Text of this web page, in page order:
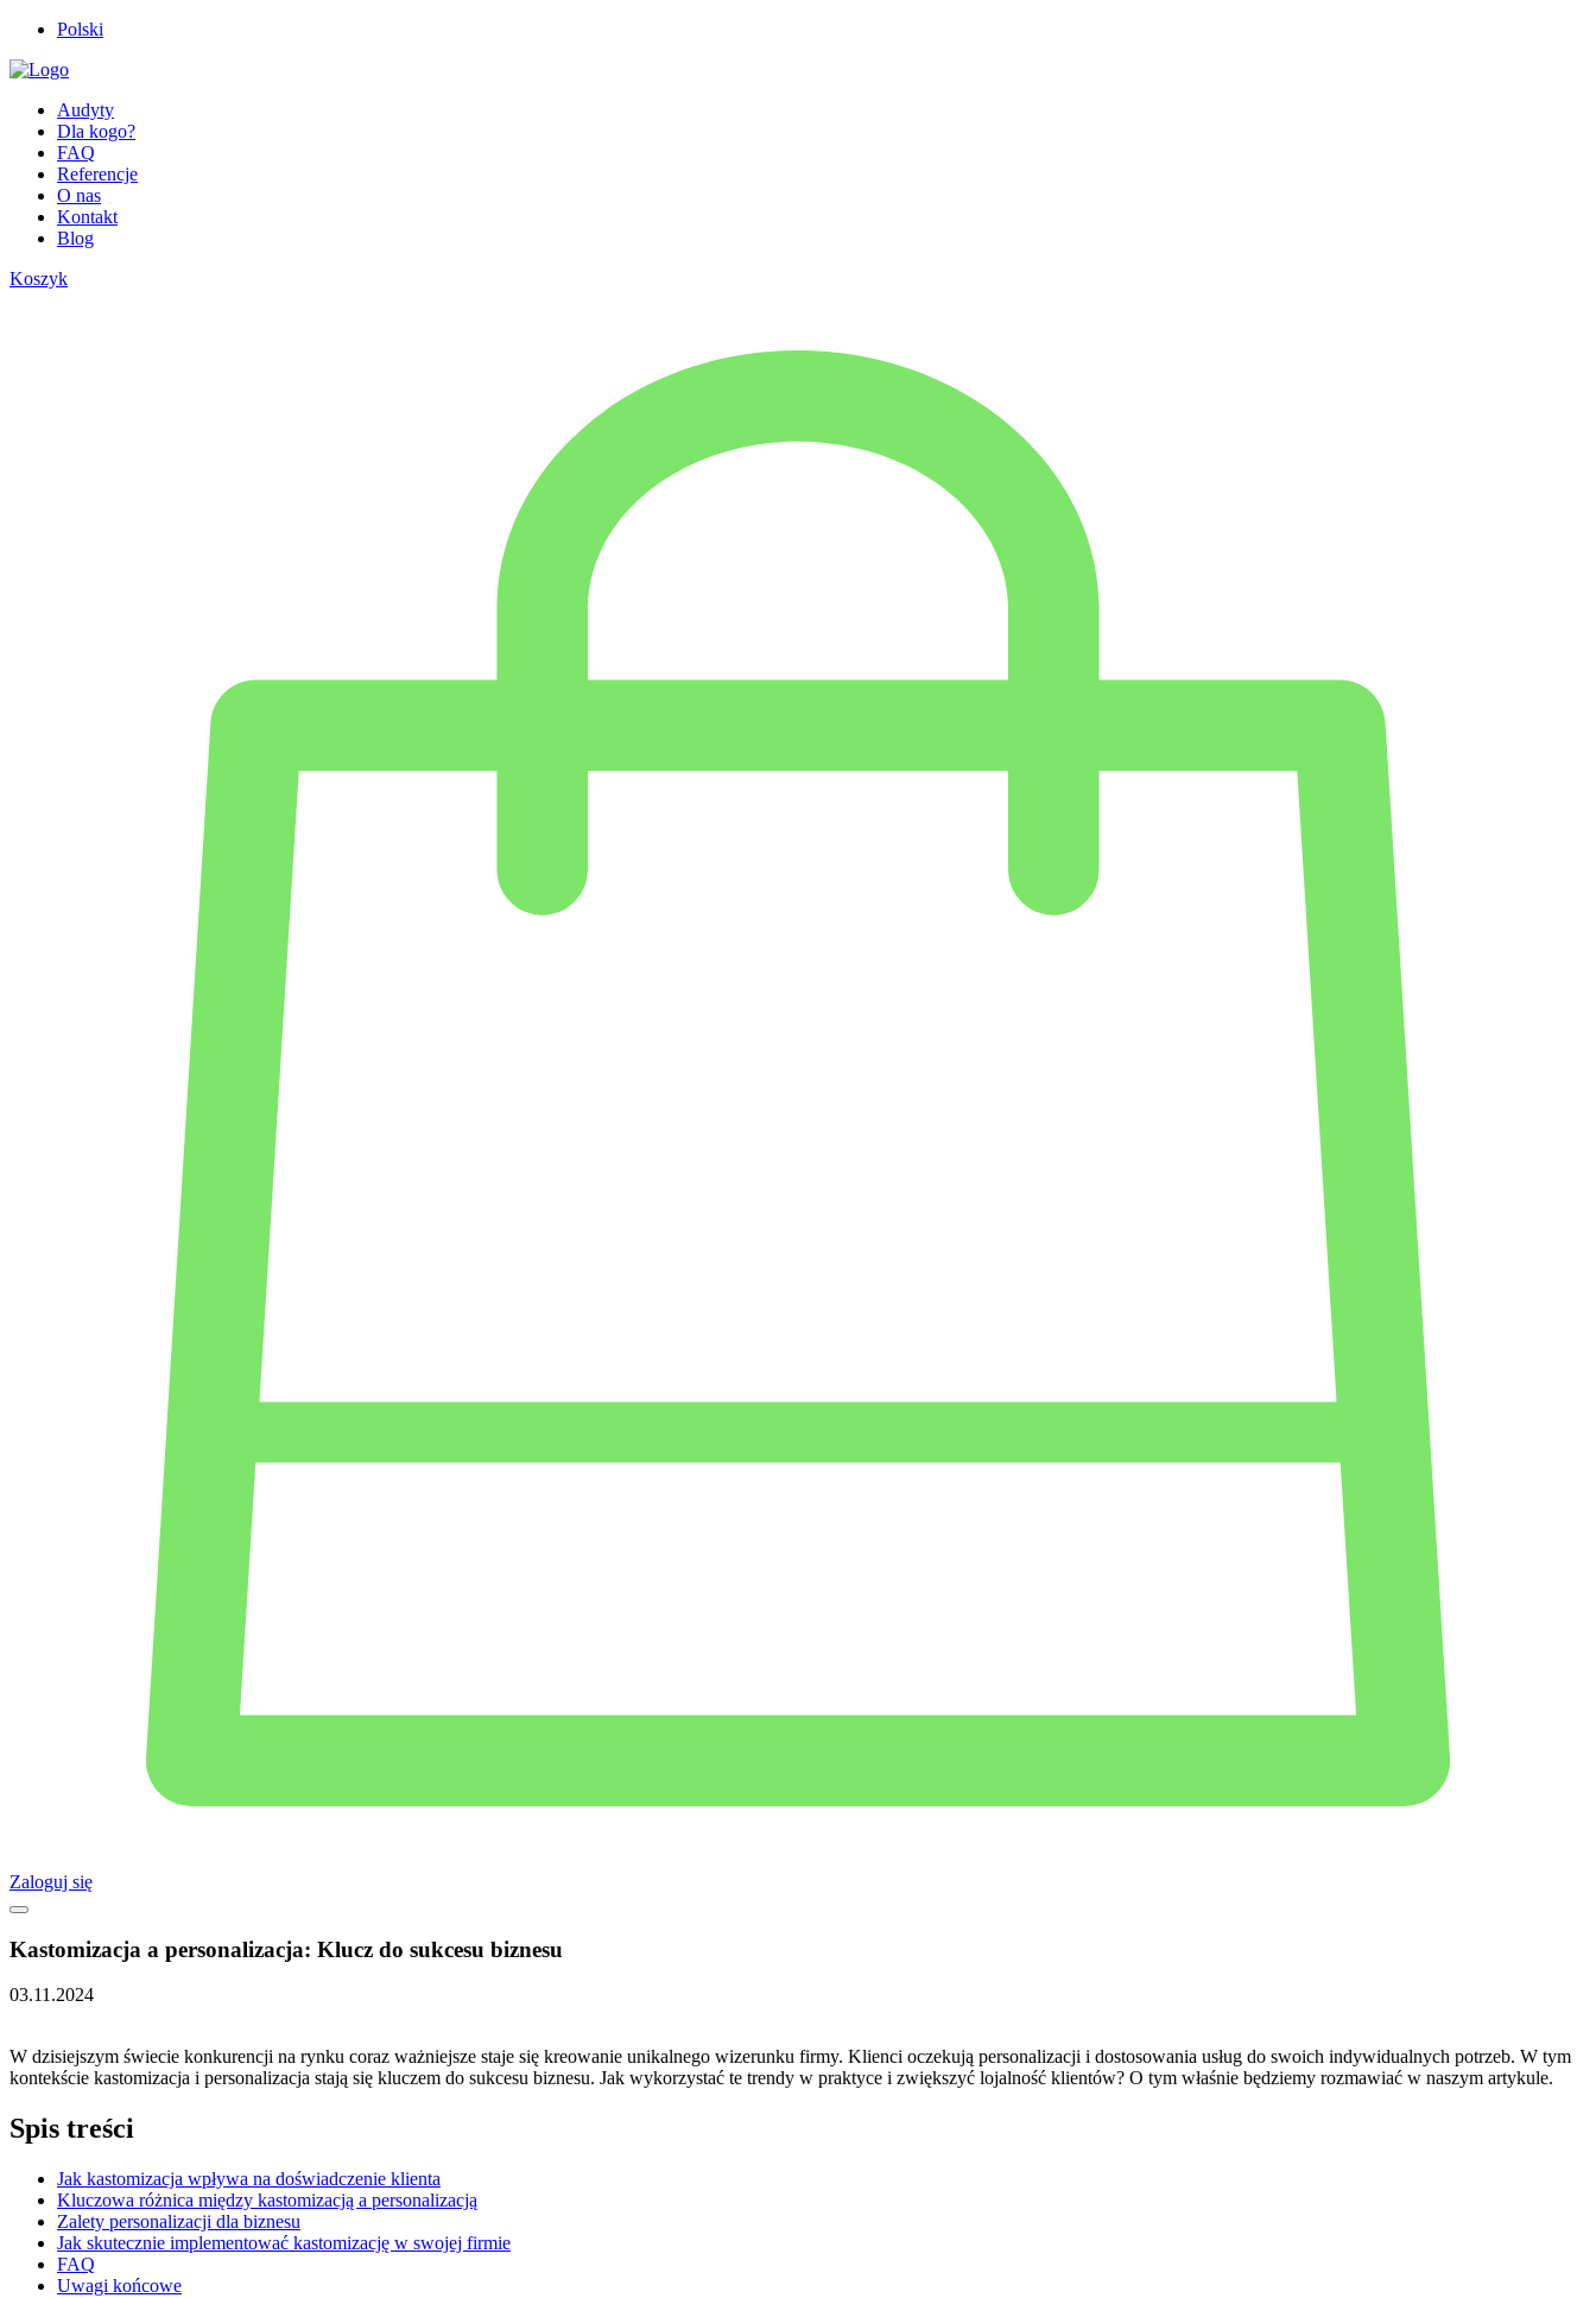
Polski
Audyty
Dla kogo?
FAQ
Referencje
O nas
Kontakt
Blog
Koszyk
Zaloguj się
Kastomizacja a personalizacja: Klucz do sukcesu biznesu
03.11.2024
W dzisiejszym świecie konkurencji na rynku coraz ‌ważniejsze staje się kreowanie ⁤unikalnego wizerunku firmy. Klienci oczekują personalizacji i dostosowania usług do swoich ‍indywidualnych potrzeb. W‌ tym
kontekście kastomizacja i⁤ personalizacja stają się kluczem do sukcesu biznesu. Jak​ wykorzystać te trendy w praktyce i⁢ zwiększyć lojalność klientów? O⁤ tym właśnie będziemy rozmawiać w naszym ⁢artykule.
Spis ⁣treści
Jak kastomizacja wpływa na doświadczenie klienta
Kluczowa różnica między kastomizacją​ a personalizacją
Zalety personalizacji dla biznesu
Jak skutecznie implementować kastomizację w swojej firmie
FAQ
Uwagi końcowe